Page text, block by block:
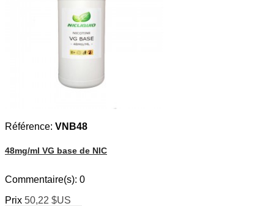
Référence: VNB48
48mg/ml VG base de NIC
Commentaire(s): 0
Prix 50,22 $US